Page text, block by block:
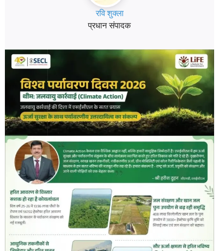
रवि शुक्ला
प्रधान संपादक